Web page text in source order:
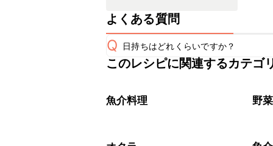
よくある質問
Q 日持ちはどれくらいですか？
こちらのレシピは出来たてをお召し
※日持ちは目安です。
このレシピに関連するカテゴ
魚介料理 野菜